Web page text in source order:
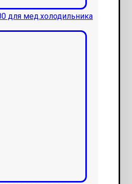
для мед.холодильника